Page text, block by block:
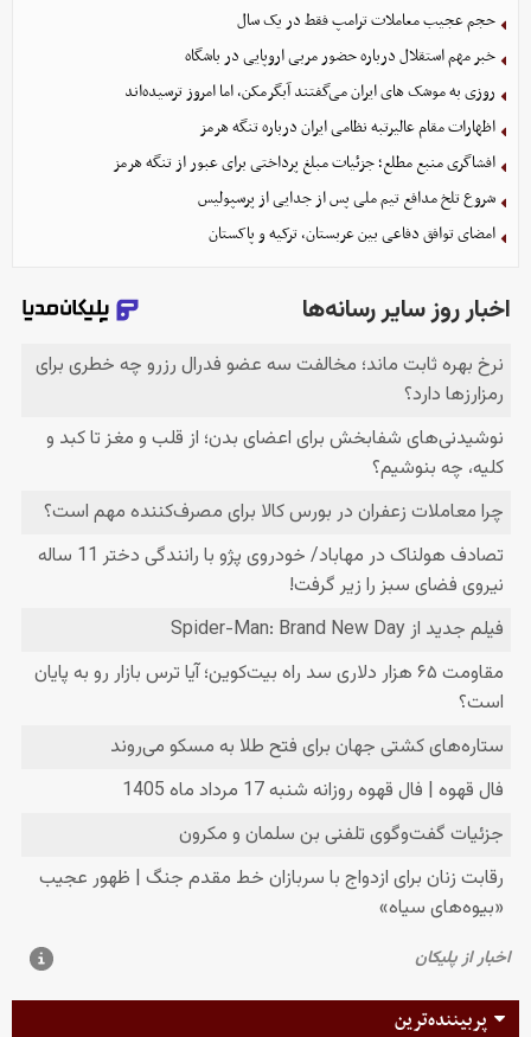
حجم عجیب معاملات ترامپ فقط در یک سال
خبر مهم استقلال درباره حضور مربی اروپایی در باشگاه
روزی به موشک‌ های ایران می‌گفتند آبگرمکن، اما امروز ترسیده‌اند
اظهارات مقام عالیرتبه نظامی ایران درباره تنگه هرمز
افشاگری منبع مطلع؛ جزئیات مبلغ پرداختی برای عبور از تنگه هرمز
شروع تلخ مدافع تیم ملی پس از جدایی از پرسپولیس
امضای توافق دفاعی بین عربستان، ترکیه و پاکستان
پربیننده‌ترین